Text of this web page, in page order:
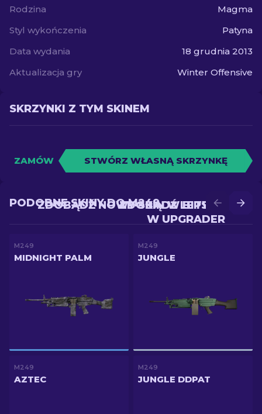
Rodzina
Magma
Styl wykończenia
Patyna
Data wydania
18 grudnia 2013
Aktualizacja gry
Winter Offensive
SKRZYNKI Z TYM SKINEM
ZAMÓW STWÓRZ WŁASNĄ SKRZYNKĘ
ZDOBĄDŹ LEPSZY SKIN
W UPGRADER
ZDOBĄDŹ NOWY SKIN W BITWIE
PODOBNE SKINY DO M249
M249
MIDNIGHT PALM
M249
JUNGLE
M249
AZTEC
M249
JUNGLE DDPAT